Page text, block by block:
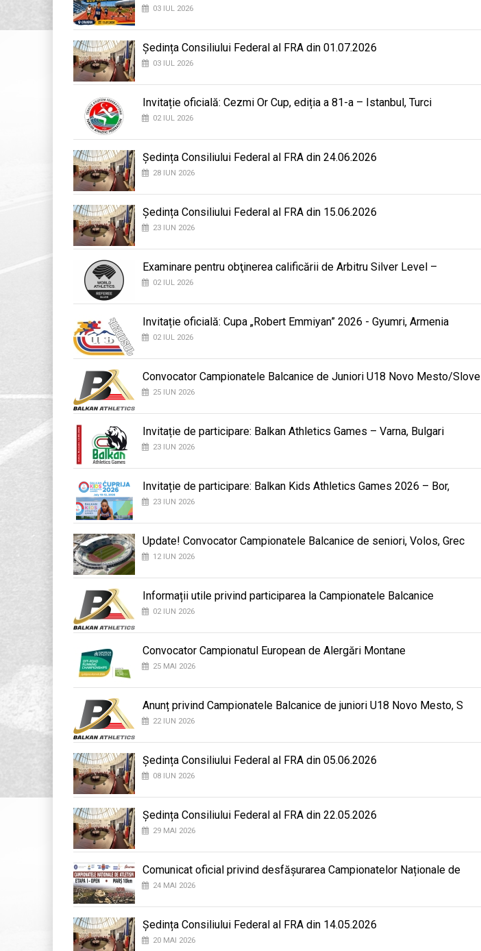
03 IUL 2026
Ședința Consiliului Federal al FRA din 01.07.2026
03 IUL 2026
Invitație oficială: Cezmi Or Cup, ediția a 81-a – Istanbul, Turci
02 IUL 2026
Ședința Consiliului Federal al FRA din 24.06.2026
28 IUN 2026
Ședința Consiliului Federal al FRA din 15.06.2026
23 IUN 2026
Examinare pentru obţinerea calificării de Arbitru Silver Level –
02 IUL 2026
Invitație oficială: Cupa „Robert Emmiyan” 2026 - Gyumri, Armenia
02 IUL 2026
Convocator Campionatele Balcanice de Juniori U18 Novo Mesto/Slove
25 IUN 2026
Invitație de participare: Balkan Athletics Games – Varna, Bulgari
23 IUN 2026
Invitație de participare: Balkan Kids Athletics Games 2026 – Bor,
23 IUN 2026
Update! Convocator Campionatele Balcanice de seniori, Volos, Grec
12 IUN 2026
Informații utile privind participarea la Campionatele Balcanice
02 IUN 2026
Convocator Campionatul European de Alergări Montane
25 MAI 2026
Anunț privind Campionatele Balcanice de juniori U18 Novo Mesto, S
22 IUN 2026
Ședința Consiliului Federal al FRA din 05.06.2026
08 IUN 2026
Ședința Consiliului Federal al FRA din 22.05.2026
29 MAI 2026
Comunicat oficial privind desfășurarea Campionatelor Naționale de
24 MAI 2026
Ședința Consiliului Federal al FRA din 14.05.2026
20 MAI 2026